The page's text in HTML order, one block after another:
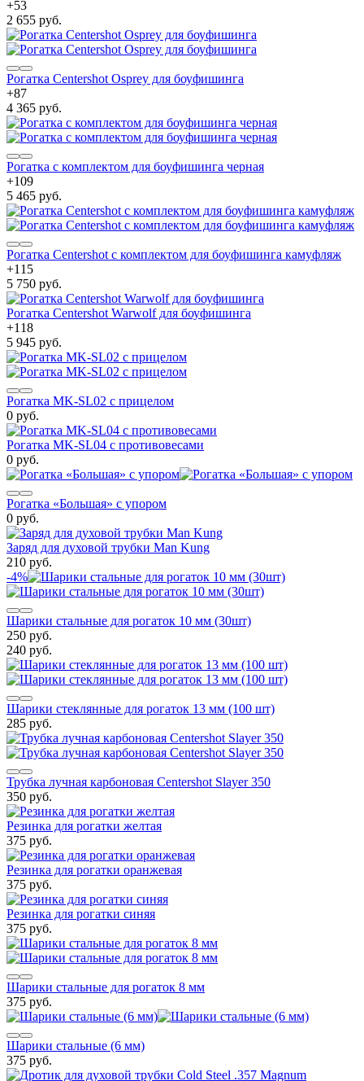
+53
2 655 руб.
Рогатка Centershot Osprey для боуфишинга
+87
4 365 руб.
Рогатка с комплектом для боуфишинга черная
+109
5 465 руб.
Рогатка Centershot с комплектом для боуфишинга камуфляж
+115
5 750 руб.
Рогатка Centershot Warwolf для боуфишинга
+118
5 945 руб.
Рогатка MK-SL02 с прицелом
0 руб.
Рогатка MK-SL04 с противовесами
0 руб.
Рогатка «Большая» с упором
0 руб.
Заряд для духовой трубки Man Kung
210 руб.
-4%
Шарики стальные для рогаток 10 мм (30шт)
250 руб.
240 руб.
Шарики стеклянные для рогаток 13 мм (100 шт)
285 руб.
Трубка лучная карбоновая Centershot Slayer 350
350 руб.
Резинка для рогатки желтая
375 руб.
Резинка для рогатки оранжевая
375 руб.
Резинка для рогатки синяя
375 руб.
Шарики стальные для рогаток 8 мм
375 руб.
Шарики стальные (6 мм)
375 руб.